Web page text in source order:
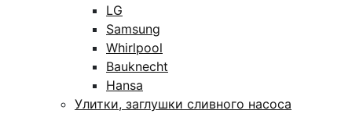
LG
Samsung
Whirlpool
Bauknecht
Hansa
Улитки, заглушки сливного насоса